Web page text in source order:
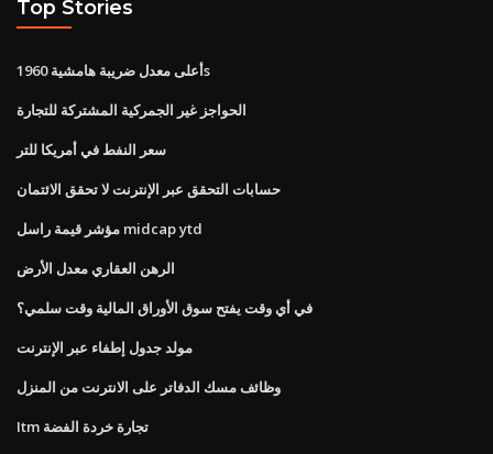
Top Stories
أعلى معدل ضريبة هامشية 1960s
الحواجز غير الجمركية المشتركة للتجارة
سعر النفط في أمريكا للتر
حسابات التحقق عبر الإنترنت لا تحقق الائتمان
مؤشر قيمة راسل midcap ytd
الرهن العقاري معدل الأرض
في أي وقت يفتح سوق الأوراق المالية وقت سلمي؟
مولد جدول إطفاء عبر الإنترنت
وظائف مسك الدفاتر على الانترنت من المنزل
Itm تجارة خردة الفضة